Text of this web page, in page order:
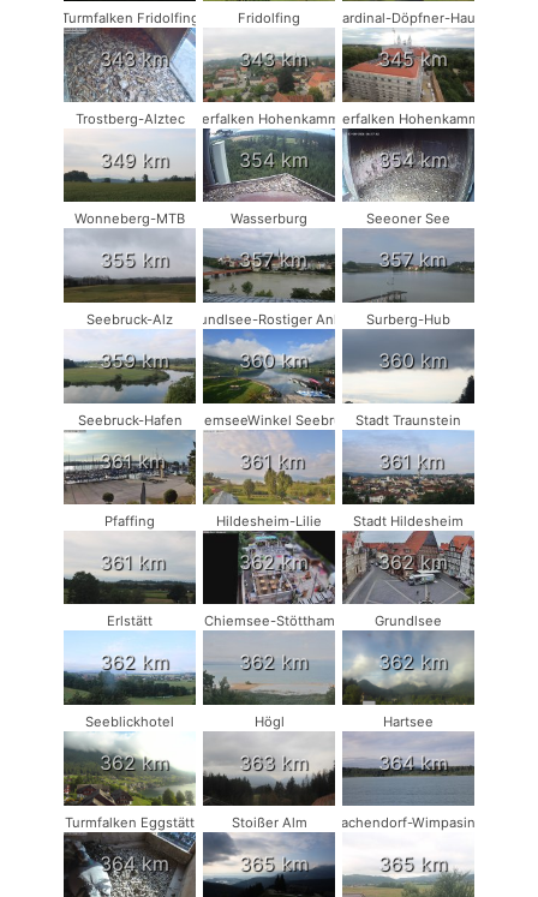
Turmfalken Fridolfing
343 km
Fridolfing
343 km
Kardinal-Döpfner-Haus
345 km
Trostberg-Alztec
349 km
Wanderfalken Hohenkammer #2
354 km
Wanderfalken Hohenkammer #1
354 km
Wonneberg-MTB
355 km
Wasserburg
357 km
Seeoner See
357 km
Seebruck-Alz
359 km
Grundlsee-Rostiger Anker
360 km
Surberg-Hub
360 km
Seebruck-Hafen
361 km
ChiemseeWinkel Seebruck
361 km
Stadt Traunstein
361 km
Pfaffing
361 km
Hildesheim-Lilie
362 km
Stadt Hildesheim
362 km
Erlstätt
362 km
Chiemsee-Stöttham
362 km
Grundlsee
362 km
Seeblickhotel
362 km
Högl
363 km
Hartsee
364 km
Turmfalken Eggstätt
364 km
Stoißer Alm
365 km
Vachendorf-Wimpasing
365 km